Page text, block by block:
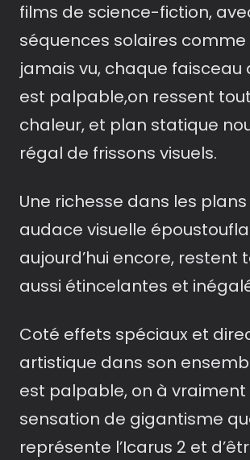
films de science-fiction,
séquences solaires comme
jamais vu, chaque faisceau
est palpable,on ressent
chaleur, et plan statique
régal de frissons visuels.
Une richesse dans les
audace visuelle
aujourd’hui encore, restent
aussi étincelantes et
Coté effets spéciaux et
artistique dans son
est palpable, on à vraiment
sensation de gigantisme
représente l’Icarus 2 et